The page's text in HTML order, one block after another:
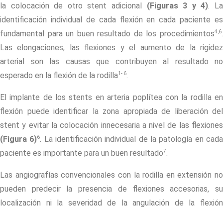
la colocación de otrostent adicional (Figuras 3 y 4). La
identificación individual de cada flexión en cada paciente es
fundamental para un buen resultado de los procedimientos4,6.
Las elongaciones, las flexiones y el aumento de la rigidez
arterial son las causas que contribuyen al resultado no
esperado en la flexión de la rodilla1- 6.
El implante de losstents en arteria poplítea con la rodilla en
flexión puede identificar la zona apropiada de liberación del
stent y evitar la colocación innecesaria a nivel de las flexiones
(Figura 6)6. La identificación individual de la patología en cada
paciente es importante para un buen resultado7.
Las angiografías convencionales con la rodilla en extensión no
pueden predecir la presencia de flexiones accesorias, su
localización ni la severidad de la angulación de la flexión